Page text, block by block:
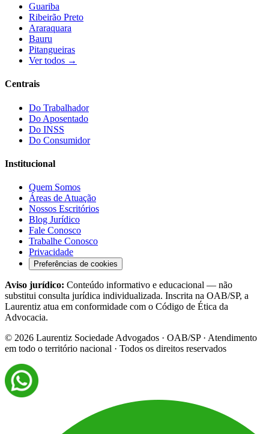
Guariba
Ribeirão Preto
Araraquara
Bauru
Pitangueiras
Ver todos →
Centrais
Do Trabalhador
Do Aposentado
Do INSS
Do Consumidor
Institucional
Quem Somos
Áreas de Atuação
Nossos Escritórios
Blog Jurídico
Fale Conosco
Trabalhe Conosco
Privacidade
Preferências de cookies
Aviso jurídico: Conteúdo informativo e educacional — não
substitui consulta jurídica individualizada. Inscrita na OAB/SP, a
Laurentiz atua em conformidade com o Código de Ética da
Advocacia.
© 2026 Laurentiz Sociedade Advogados · OAB/SP · Atendimento
em todo o território nacional · Todos os direitos reservados